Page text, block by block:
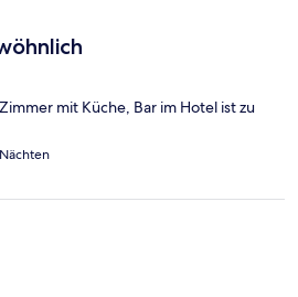
mit Küche, Bar im Hotel ist zu